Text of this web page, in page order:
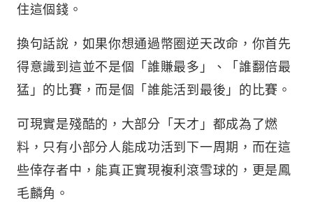
住這個錢。
換句話說，如果你想通過幣圈逆天改命，你首先
得意識到這並不是個「誰賺最多」、「誰翻倍最
猛」的比賽，而是個「誰能活到最後」的比賽。
可現實是殘酷的，大部分「天才」都成為了燃
料，只有小部分人能成功活到下一周期，而在這
些倖存者中，能真正實現複利滾雪球的，更是鳳
毛麟角。